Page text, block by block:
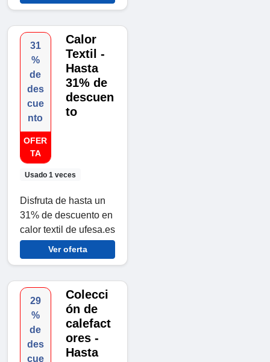
31
%
de
des
cue
nto
OFER
TA
Usado 1 veces
Calor
Textil -
Hasta
31% de
descuen
to
Disfruta de hasta un
31% de descuento en
calor textil de ufesa.es
Ver oferta
29
%
de
des
cue
Colecci
ón de
calefact
ores -
Hasta